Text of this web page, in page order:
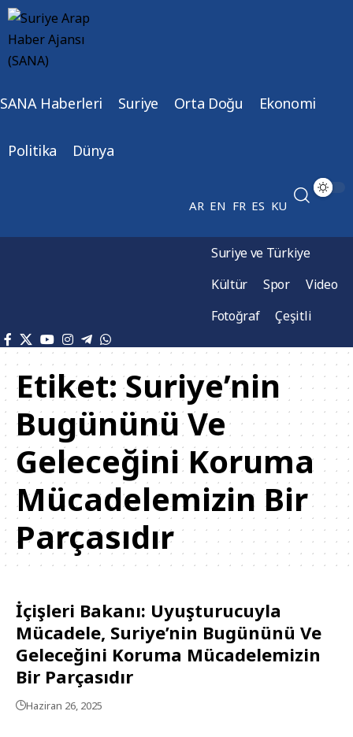
SANA Haberleri Suriye Orta Doğu Ekonomi
Politika Dünya
AR EN FR ES KU
Suriye ve Türkiye
Kültür
Spor
Video
Fotoğraf
Çeşitli
Etiket:Suriye’nin
Bugününü Ve
Geleceğini Koruma
Mücadelemizin Bir
Parçasıdır
İçişleri Bakanı: Uyuşturucuyla
Mücadele, Suriye’nin Bugününü Ve
Geleceğini Koruma Mücadelemizin
Bir Parçasıdır
Haziran 26, 2025